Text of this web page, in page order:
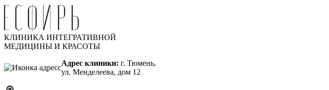
КЛИНИКА ИНТЕГРАТИВНОЙ
МЕДИЦИНЫ И КРАСОТЫ
Адрес клиники: г. Тюмень,
ул. Менделеева, дом 12